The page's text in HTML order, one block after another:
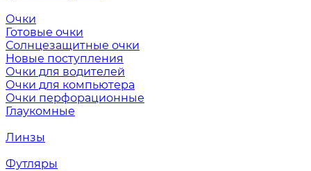
Очки
Готовые очки
Солнцезащитные очки
Новые поступления
Очки для водителей
Очки для компьютера
Очки перфорационные
Глаукомные
Линзы
Футляры